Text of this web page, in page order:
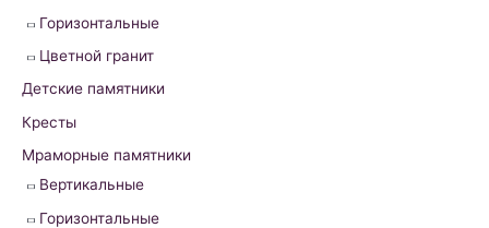
Горизонтальные
Цветной гранит
Детские памятники
Кресты
Мраморные памятники
Вертикальные
Горизонтальные